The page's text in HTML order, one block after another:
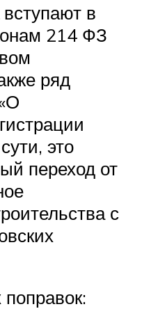
в
214 ФЗ
ряд
это
переход от
с